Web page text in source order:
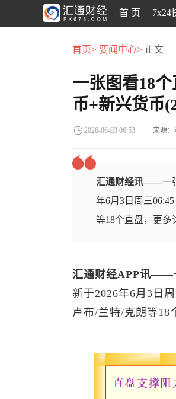
首 页 7x24
首页> 要闻中心> 正文
一张图看18
币+新兴货币
2026-06-03 06:53 来源：
汇通财经讯——一
年6月3日周三
等18个直盘，更多
汇通财经APP讯——
新于2026年6月3日
卢布/兰特/克朗等18